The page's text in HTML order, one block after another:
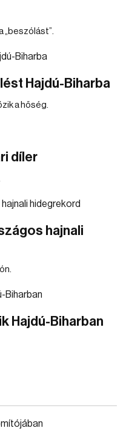
„beszólást”.
Hajdú-Biharba
a hőség.
díler
hajnali
Hajdú-Biharban